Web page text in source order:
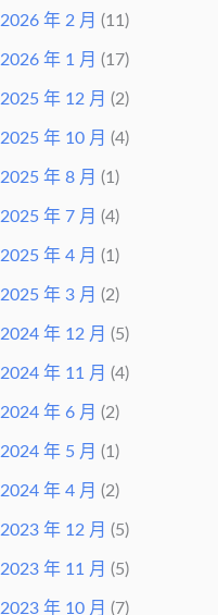
2026 年 2 月 (11)
2026 年 1 月 (17)
2025 年 12 月 (2)
2025 年 10 月 (4)
2025 年 8 月 (1)
2025 年 7 月 (4)
2025 年 4 月 (1)
2025 年 3 月 (2)
2024 年 12 月 (5)
2024 年 11 月 (4)
2024 年 6 月 (2)
2024 年 5 月 (1)
2024 年 4 月 (2)
2023 年 12 月 (5)
2023 年 11 月 (5)
2023 年 10 月 (7)